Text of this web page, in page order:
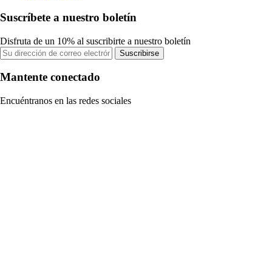
Suscríbete a nuestro boletín
Disfruta de un 10% al suscribirte a nuestro boletín
Suscribirse
Mantente conectado
Encuéntranos en las redes sociales